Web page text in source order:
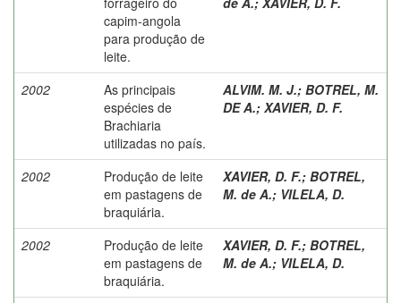
capim-angola
para produção de
leite.
2002
As principais
espécies de
Brachiaria
utilizadas no país.
ALVIM. M. J.; BOTREL, M.
DE A.; XAVIER, D. F.
2002
Produção de leite
em pastagens de
braquiária.
XAVIER, D. F.; BOTREL,
M. de A.; VILELA, D.
2002
Produção de leite
em pastagens de
braquiária.
XAVIER, D. F.; BOTREL,
M. de A.; VILELA, D.